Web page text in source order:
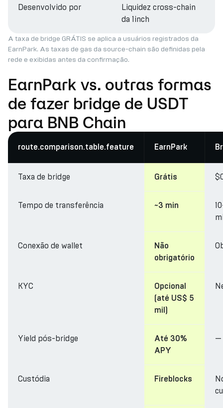
Desenvolvido por
Liquidez cross-chain
da 1inch
A taxa de bridge GRÁTIS se aplica a usuários registrados da
EarnPark. As taxas de gas da source-chain são definidas pela
rede e exibidas antes da confirmação.
EarnPark vs. outras formas
de fazer bridge de USDT
para BNB Chain
route.comparison.table.feature EarnPark
Taxa de bridge Grátis
Tempo de transferência ~3 min
Conexão de wallet
Não
obrigatório
KYC
Opcional
(até US$ 5
mil)
Yield pós-bridge
Até 30%
APY
—
Custódia Fireblocks